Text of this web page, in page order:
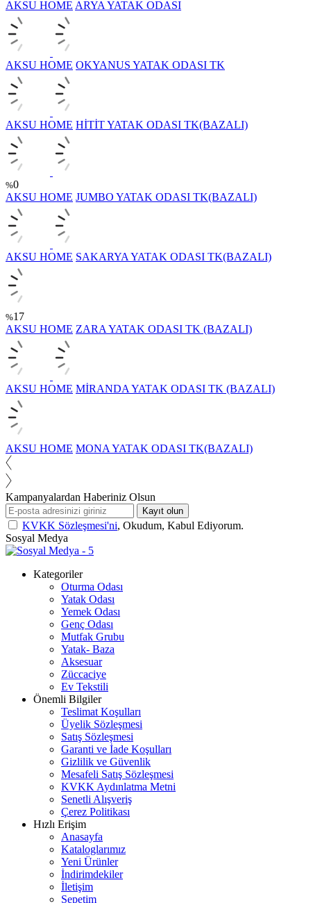
AKSU HOME ARYA YATAK ODASI
AKSU HOME OKYANUS YATAK ODASI TK
AKSU HOME HİTİT YATAK ODASI TK(BAZALI)
%0
AKSU HOME JUMBO YATAK ODASI TK(BAZALI)
AKSU HOME SAKARYA YATAK ODASI TK(BAZALI)
%17
AKSU HOME ZARA YATAK ODASI TK (BAZALI)
AKSU HOME MİRANDA YATAK ODASI TK (BAZALI)
AKSU HOME MONA YATAK ODASI TK(BAZALI)
Kampanyalardan Haberiniz Olsun
Kayıt olun
KVKK Sözleşmesi'ni, Okudum, Kabul Ediyorum.
Sosyal Medya
Kategoriler
Oturma Odası
Yatak Odası
Yemek Odası
Genç Odası
Mutfak Grubu
Yatak- Baza
Aksesuar
Züccaciye
Ev Tekstili
Önemli Bilgiler
Teslimat Koşulları
Üyelik Sözleşmesi
Satış Sözleşmesi
Garanti ve İade Koşulları
Gizlilik ve Güvenlik
Mesafeli Satış Sözleşmesi
KVKK Aydınlatma Metni
Senetli Alışveriş
Çerez Politikası
Hızlı Erişim
Anasayfa
Kataloglarımız
Yeni Ürünler
İndirimdekiler
İletişim
Sepetim